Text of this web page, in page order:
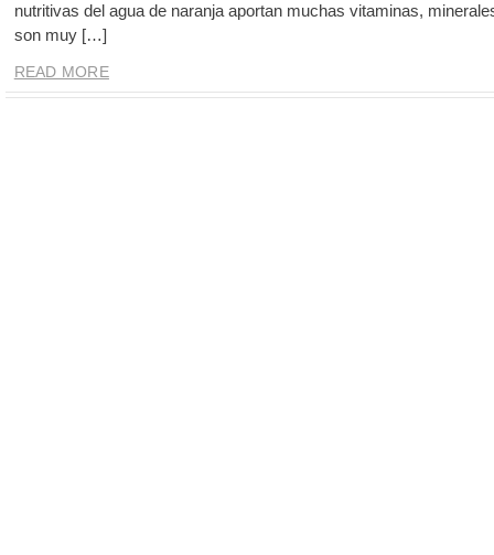
nutritivas del agua de naranja aportan muchas vitaminas,
son muy […]
READ MORE